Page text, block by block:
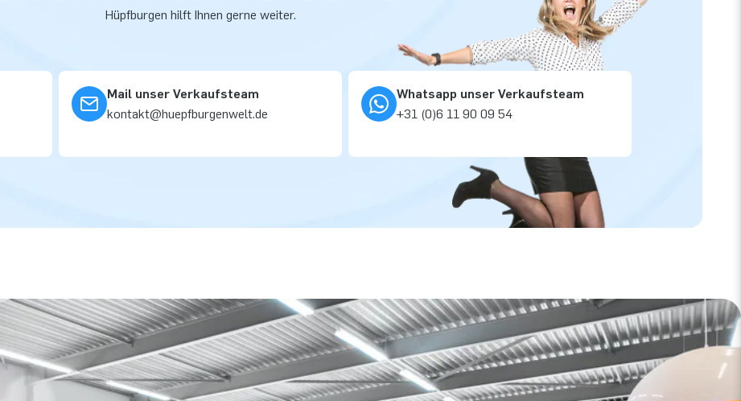
Hüpfburgen hilft Ihnen gerne weiter.
Mail unser Verkaufsteam
kontakt@huepfburgenwelt.de
Whatsapp unser Verkaufsteam
+31 (0)6 11 90 09 54